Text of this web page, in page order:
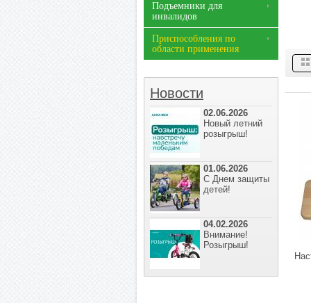
Подъемники для
инвалидов
Приспособления по
области применения
Новости
02.06.2026
Новый летний
розыгрыш!
01.06.2026
С Днем защиты
детей!
04.02.2026
Внимание!
Розыгрыш!